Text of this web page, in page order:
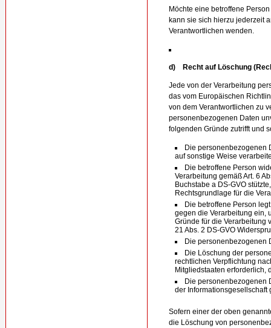
Möchte eine betroffene
kann sie sich hierzu jederzeit
Verantwortlichen wenden.
d) Recht auf Löschung
Jede von der Verarbeitung
das vom Europäischen
von dem Verantwortlichen zu
personenbezogenen Daten
folgenden Gründe zutrifft und
Die personenbezogenen
auf sonstige Weise
Die betroffene Person
Verarbeitung gemäß Art. 6
Buchstabe a DS-GVO
Rechtsgrundlage für die
Die betroffene Person
gegen die Verarbeitung ein,
Gründe für die Verarbeitung
21 Abs. 2 DS-GVO
Die personenbezogenen
Die Löschung der
rechtlichen Verpflichtung
Mitgliedstaaten erforderlich,
Die personenbezogenen
der Informationsgesellschaft
Sofern einer der oben
die Löschung von